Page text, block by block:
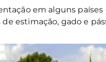
em alguns países
estimação, gado e